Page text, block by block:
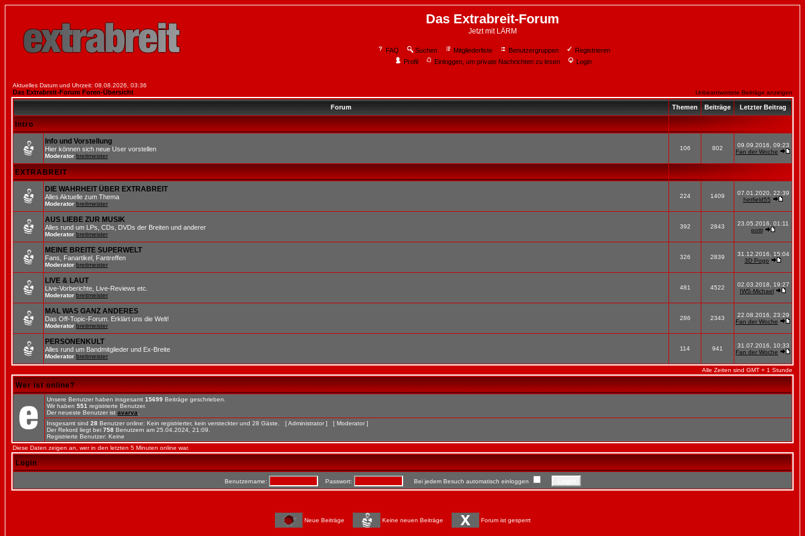
Das Extrabreit-Forum
Jetzt mit LÄRM
FAQ Suchen Mitgliederliste Benutzergruppen
Registrieren
Profil
Einloggen, um private Nachrichten zu lesen Login
Aktuelles Datum und Uhrzeit: 08.08.2026, 03:36
Das Extrabreit-Forum Foren-Übersicht Unbeantwortete Beiträge anzeigen
Forum Themen Beiträge Letzter Beitrag
Intro
Info und Vorstellung
Hier können sich neue User vorstellen
Moderator breitmeister
106 802
09.09.2016, 09:23
Fan der Woche
EXTRABREIT
DIE WAHRHEIT ÜBER EXTRABREIT
Alles Aktuelle zum Thema
Moderator breitmeister
224 1409
07.01.2020, 22:39
hetfield55
AUS LIEBE ZUR MUSIK
Alles rund um LPs, CDs, DVDs der Breiten und anderer
Moderator breitmeister
392 2843
23.05.2016, 01:11
potti
MEINE BREITE SUPERWELT
Fans, Fanartikel, Fantreffen
Moderator breitmeister
326 2839
31.12.2016, 15:04
3D Pogo
LIVE & LAUT
Live-Vorberichte, Live-Reviews etc.
Moderator breitmeister
481 4522
02.03.2018, 19:27
IWS-Michael
MAL WAS GANZ ANDERES
Das Off-Topic-Forum. Erklärt uns die Welt!
Moderator breitmeister
286 2343
22.08.2016, 23:29
Fan der Woche
PERSONENKULT
Alles rund um Bandmitglieder und Ex-Breite
Moderator breitmeister
114 941
31.07.2016, 10:33
Fan der Woche
Alle Zeiten sind GMT + 1 Stunde
Wer ist online?
Unsere Benutzer haben insgesamt 15699 Beiträge geschrieben.
Wir haben 551 registrierte Benutzer.
Der neueste Benutzer ist avarya
Insgesamt sind 28 Benutzer online: Kein registrierter, kein versteckter und 28 Gäste. [Administrator ] [ Moderator ]
Der Rekord liegt bei 758 Benutzern am 25.04.2024, 21:09.
Registrierte Benutzer: Keine
Diese Daten zeigen an, wer in den letzten 5 Minuten online war.
Login
Benutzername: Passwort: Bei jedem Besuch automatisch einloggen
Neue Beiträge Keine neuen Beiträge Forum ist gesperrt